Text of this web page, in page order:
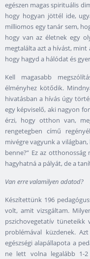
egészen magas spirituális
hogy hogyan jöttél ide,
milliomos egy tanár sem,
hogy van az életnek egy
megtalálta azt a hívást,
hogy hagyd a hálódat és
Kell magasabb
élményhez kötődik.
hivatásban a hívás úgy
egy képviselő, aki nagyon
érzi, hogy otthon van,
rengetegben című
mivégre vagyunk a
benne?” Ez az
hagyhatná a pályát, de a
Van erre valamilyen adatod?
Készítettünk 196
volt, amit vizsgáltam.
pszichovegetatív tüneteikk
problémával küzdenek.
egészségi alapállapota a
ne lett volna legalább 1-2